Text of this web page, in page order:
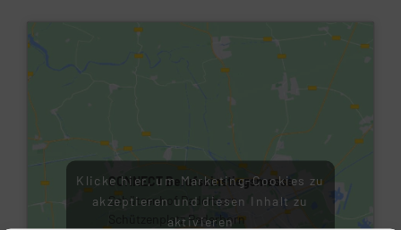
CONNECT Berufseinstiegsmesse
Schützenhof Paderborn
Schützenplatz Paderborn
Klicke hier, um Marketing-Cookies zu
akzeptieren und diesen Inhalt zu
aktivieren